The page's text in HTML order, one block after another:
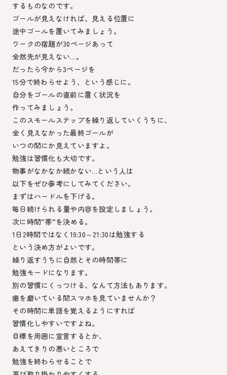
するものなのです。
ゴールが見えなければ、見える位置に
途中ゴールを置いてみましょう。
ワークの宿題が30ページあって
全然先が見えない…。
だったら今から3ページを
15分で終わらせよう、という感じに。
自分をゴールの直前に置く状況を
作ってみましょう。
このスモールステップを繰り返していくうちに、
全く見えなかった最終ゴールが
いつの間にか見えていますよ。
勉強は習慣化も大切です。
物事がなかなか続かない…という人は
以下をぜひ参考にしてみてください。
まずはハードルを下げる。
毎日続けられる量や内容を設定しましょう。
次に時間”帯”を決める。
1日2時間ではなく19:30～21:30は勉強する
という決め方がよいです。
繰り返すうちに自然とその時間帯に
勉強モードになります。
別の習慣にくっつける、なんて方法もあります。
歯を磨いている間スマホを見ていませんか？
その時間に単語を覚えるようにすれば
習慣化しやすいですよね。
目標を周囲に宣言するとか、
あえてきりの悪いところで
勉強を終わらせることで